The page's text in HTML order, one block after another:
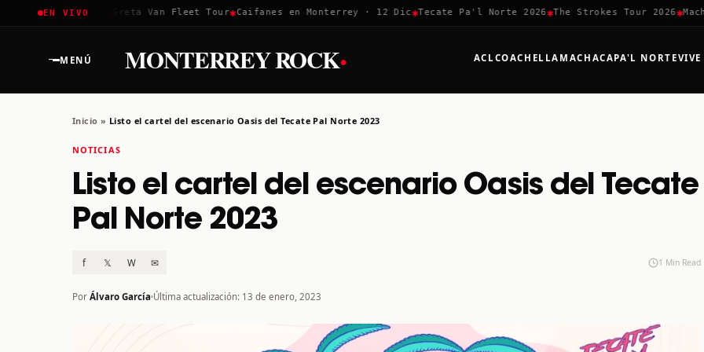
EN VIVO
Coachella 2026✱ Greta Van Fleet Tour ✱Caifanes en Monterrey · 12 Dic ✱Tecate Pa'l Norte 2026 ✱The Strokes Tour 2026 ✱
MENÚ MONTERREY ROCK· ACLCOACHELLA MACHACAPA'L NORTE
Inicio » Listo el cartel del escenario Oasis del Tecate Pal Norte 2023
NOTICIAS
Listo el cartel del escenario Oasis del Tecate
Pal Norte 2023
f 𝕏 W ✉ 1 Min Read
Por Álvaro García Última actualización: 13 de enero, 2023